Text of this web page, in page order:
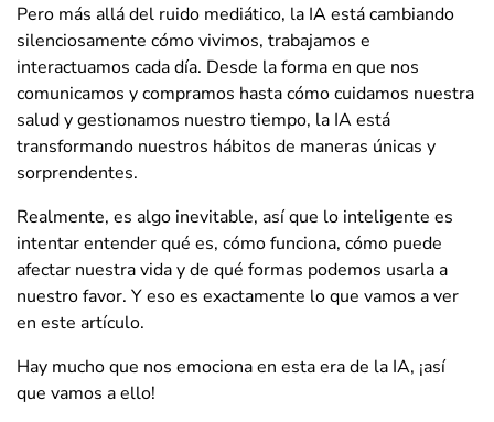
Pero más allá del ruido mediático, la IA está cambiando
silenciosamente cómo vivimos, trabajamos e
interactuamos cada día. Desde la forma en que nos
comunicamos y compramos hasta cómo cuidamos nuestra
salud y gestionamos nuestro tiempo, la IA está
transformando nuestros hábitos de maneras únicas y
sorprendentes.
Realmente, es algo inevitable, así que lo inteligente es
intentar entender qué es, cómo funciona, cómo puede
afectar nuestra vida y de qué formas podemos usarla a
nuestro favor. Y eso es exactamente lo que vamos a ver
en este artículo.
Hay mucho que nos emociona en esta era de la IA, ¡así
que vamos a ello!